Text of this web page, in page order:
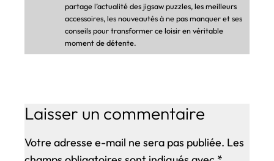
partage l’actualité des jigsaw puzzles, les meilleurs
accessoires, les nouveautés à ne pas manquer et ses
conseils pour transformer ce loisir en véritable
moment de détente.
Laisser un commentaire
Votre adresse e-mail ne sera pas publiée. Les